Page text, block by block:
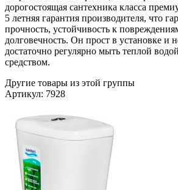
дорогостоящая сантехника класса
5 летняя гарантия производителя, что
прочность, устойчивость к
долговечность. Он прост в установке и
достаточно регулярно мыть теплой
средством.
Другие товары из этой группы
Артикул: 7928